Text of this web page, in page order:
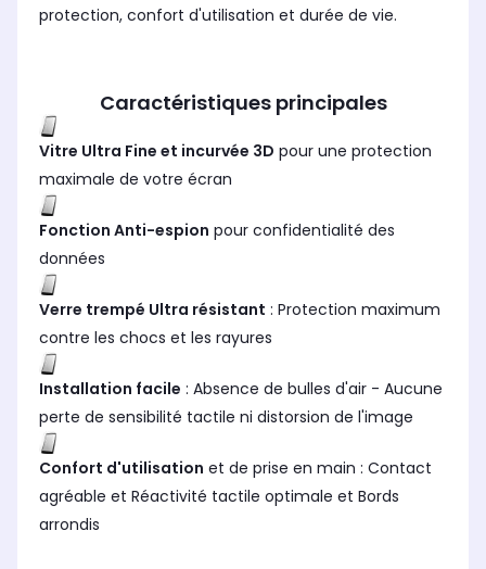
protection, confort d'utilisation et durée de vie.
Caractéristiques principales
Vitre Ultra Fine et incurvée 3D pour une protection
maximale de votre écran
Fonction Anti-espion pour confidentialité des
données
Verre trempé Ultra résistant : Protection maximum
contre les chocs et les rayures
Installation facile : Absence de bulles d'air - Aucune
perte de sensibilité tactile ni distorsion de l'image
Confort d'utilisation et de prise en main : Contact
agréable et Réactivité tactile optimale et Bords
arrondis